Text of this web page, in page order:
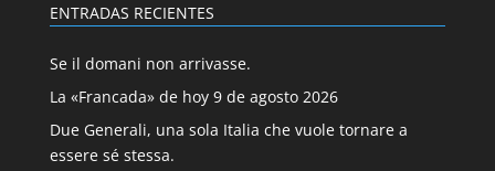
ENTRADAS RECIENTES
Se il domani non arrivasse.
La «Francada» de hoy 9 de agosto 2026
Due Generali, una sola Italia che vuole tornare a
essere sé stessa.